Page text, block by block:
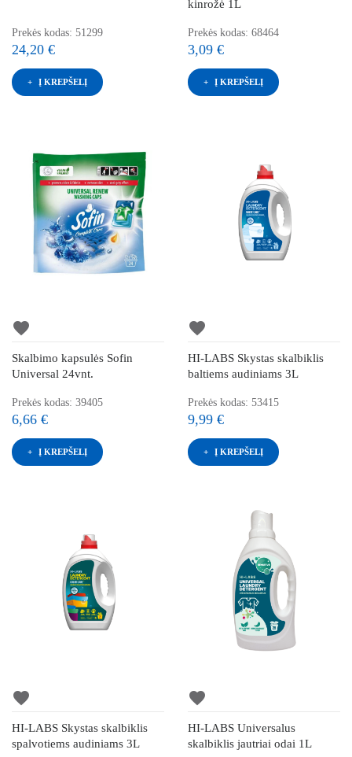
Prekės kodas: 51299
24,20 €
Į KREPŠELĮ
kinrožė 1L
Prekės kodas: 68464
3,09 €
Į KREPŠELĮ
favorite
Skalbimo kapsulės Sofin
Universal 24vnt.
Prekės kodas: 39405
6,66 €
Į KREPŠELĮ
favorite
HI-LABS Skystas skalbiklis
baltiems audiniams 3L
Prekės kodas: 53415
9,99 €
Į KREPŠELĮ
favorite
HI-LABS Skystas skalbiklis
spalvotiems audiniams 3L
favorite
HI-LABS Universalus
skalbiklis jautriai odai 1L